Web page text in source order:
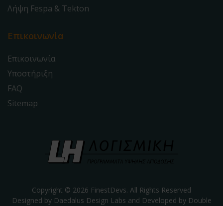
Λήψη Fespa & Tekton
Επικοινωνία
Επικοινωνία
Υποστήριξη
FAQ
Sitemap
Copyright © 2026 FinestDevs. All Rights Reserved
Designed by Daedalus Design Labs and Developed by Double